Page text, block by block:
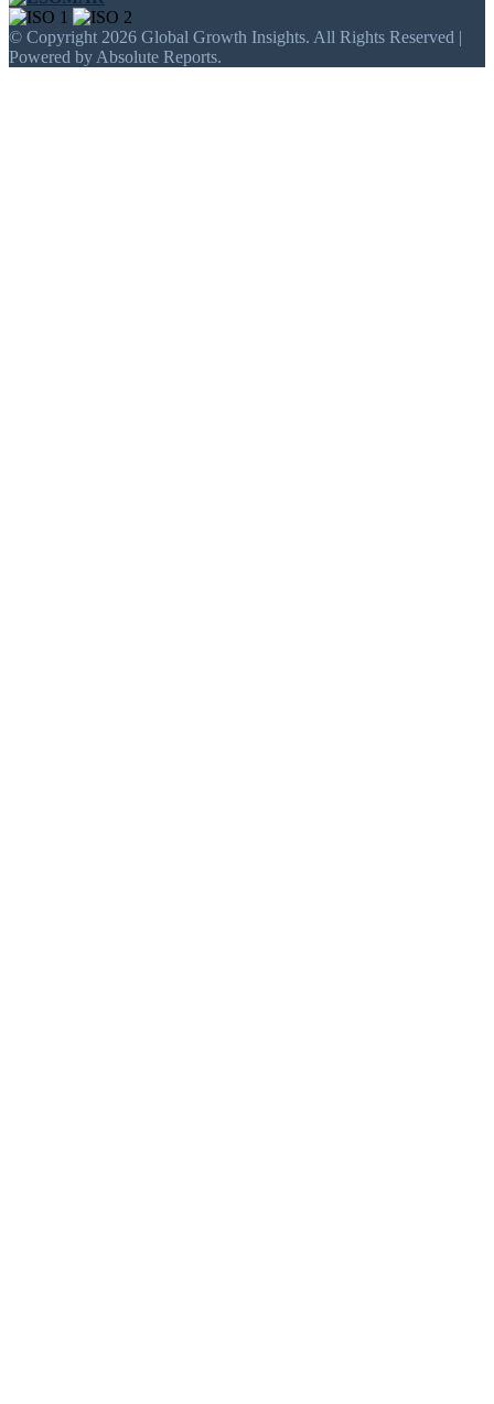
© Copyright 2026 Global Growth Insights. All Rights Reserved |
Powered by Absolute Reports.